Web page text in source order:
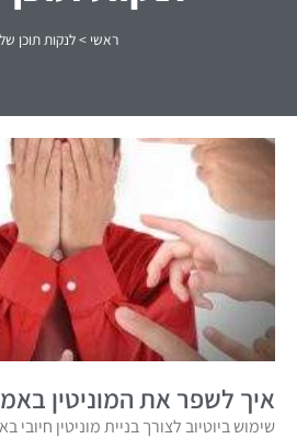
ראשי >לנקות תוכן
איך לשפר את המוניטין
שימוש ביוטיוב לצורך בניית מוניטין